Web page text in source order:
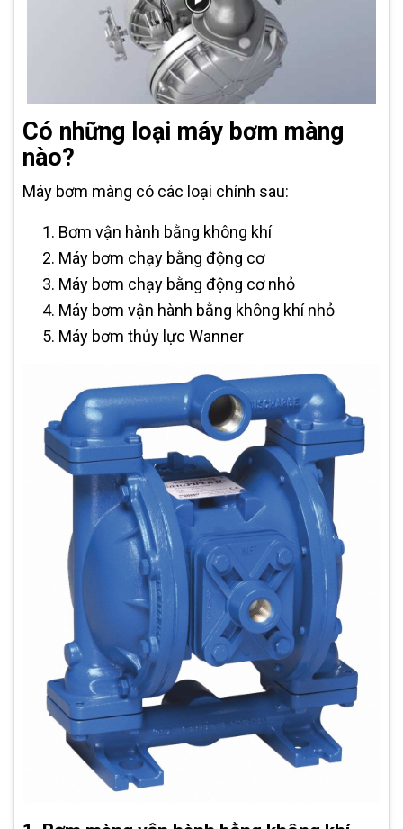
Có những loại máy bơm màng
nào?
Máy bơm màng có các loại chính sau:
Bơm vận hành bằng không khí
Máy bơm chạy bằng động cơ
Máy bơm chạy bằng động cơ nhỏ
Máy bơm vận hành bằng không khí nhỏ
Máy bơm thủy lực Wanner